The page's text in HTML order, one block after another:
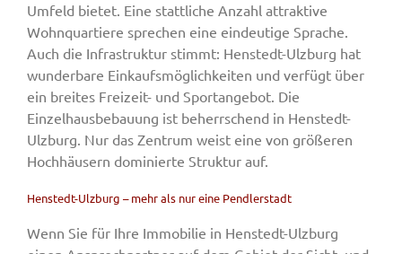
Umfeld bietet. Eine stattliche Anzahl attraktive
Wohnquartiere sprechen eine eindeutige Sprache.
Auch die Infrastruktur stimmt: Henstedt-Ulzburg hat
wunderbare Einkaufsmöglichkeiten und verfügt über
ein breites Freizeit- und Sportangebot. Die
Einzelhausbebauung ist beherrschend in Henstedt-
Ulzburg. Nur das Zentrum weist eine von größeren
Hochhäusern dominierte Struktur auf.
Henstedt-Ulzburg – mehr als nur eine Pendlerstadt
Wenn Sie für Ihre Immobilie in Henstedt-Ulzburg